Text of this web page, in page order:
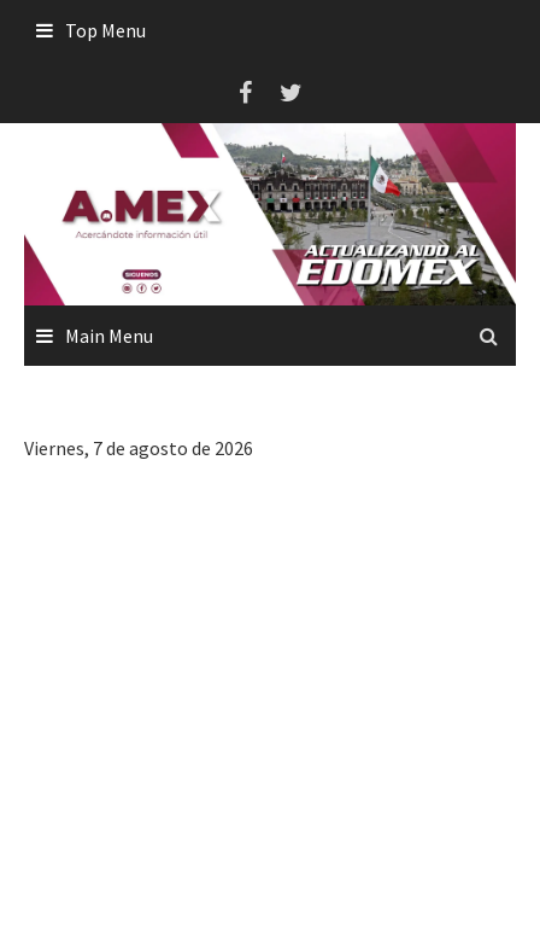
Top Menu
Main Menu
Viernes, 7 de agosto de 2026